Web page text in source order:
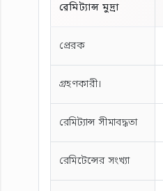
রেমিট্যান্স মুদ্রা
প্রেরক
গ্রহণকারী।
রেমিট্যান্স সীমাবদ্ধতা
রেমিটেন্সের সংখ্যা